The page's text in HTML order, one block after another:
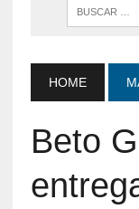
HOME
Beto